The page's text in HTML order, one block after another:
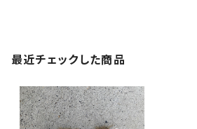
最近チェックした商品